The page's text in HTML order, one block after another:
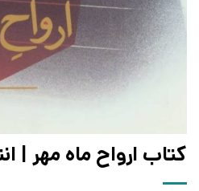
کتاب ارواح ماه مهر |